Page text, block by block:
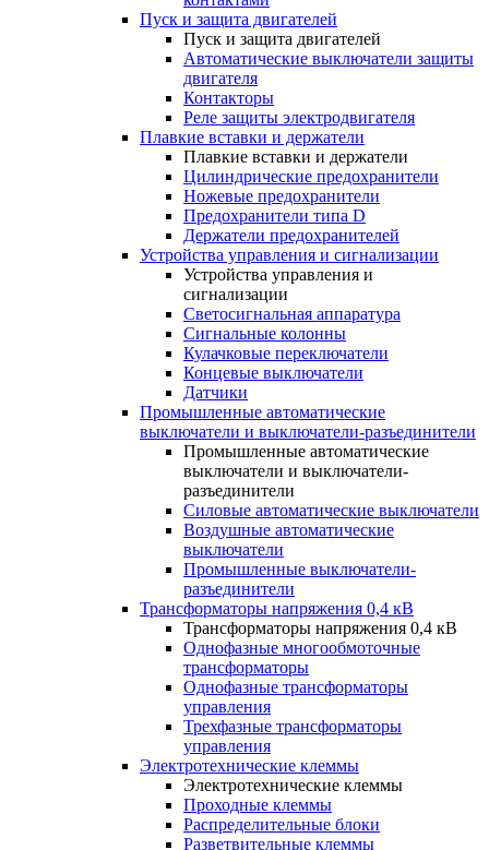
Пуск и защита двигателей
Пуск и защита двигателей
Автоматические выключатели защиты
двигателя
Контакторы
Реле защиты электродвигателя
Плавкие вставки и держатели
Плавкие вставки и держатели
Цилиндрические предохранители
Ножевые предохранители
Предохранители типа D
Держатели предохранителей
Устройства управления и сигнализации
Устройства управления и
сигнализации
Светосигнальная аппаратура
Сигнальные колонны
Кулачковые переключатели
Концевые выключатели
Датчики
Промышленные автоматические
выключатели и выключатели-разъединители
Промышленные автоматические
выключатели и выключатели-
разъединители
Силовые автоматические выключатели
Воздушные автоматические
выключатели
Промышленные выключатели-
разъединители
Трансформаторы напряжения 0,4 кВ
Трансформаторы напряжения 0,4 кВ
Однофазные многообмоточные
трансформаторы
Однофазные трансформаторы
управления
Трехфазные трансформаторы
управления
Электротехнические клеммы
Электротехнические клеммы
Проходные клеммы
Распределительные блоки
Разветвительные клеммы